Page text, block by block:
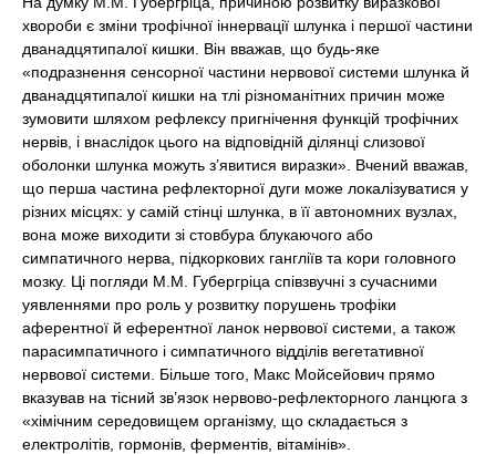
хвороби є зміни трофічної іннервації шлунка і першої частини
дванадцятипалої кишки. Він вважав, що будь-яке
«подразнення сенсорної частини нервової системи шлунка й
дванадцятипалої кишки на тлі різноманітних причин може
зумовити шляхом рефлексу пригнічення функцій трофічних
нервів, і внаслідок цього на відповідній ділянці слизової
оболонки шлунка можуть з’явитися виразки». Вчений вважав,
що перша частина рефлекторної дуги може локалізуватися у
різних місцях: у самій стінці шлунка, в її автономних вузлах,
вона може виходити зі стовбура блукаючого або
симпатичного нерва, підкоркових гангліїв та кори головного
мозку. Ці погляди М.М. Губергріца співзвучні з сучасними
уявленнями про роль у розвитку порушень трофіки
аферентної й еферентної ланок нервової системи, а також
парасимпатичного і симпатичного відділів вегетативної
нервової системи. Більше того, Макс Мойсейович прямо
вказував на тісний зв’язок нервово-рефлекторного ланцюга з
«хімічним середовищем організму, що складається з
електролітів, гормонів, ферментів, вітамінів».